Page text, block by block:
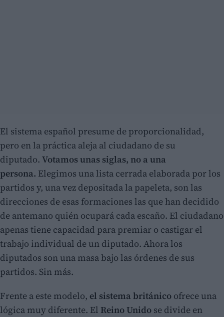
El sistema español presume de proporcionalidad,
pero en la práctica aleja al ciudadano de su
diputado. Votamos unas siglas, no a una
persona. Elegimos una lista cerrada elaborada por los
partidos y, una vez depositada la papeleta, son las
direcciones de esas formaciones las que han decidido
de antemano quién ocupará cada escaño. El ciudadano
apenas tiene capacidad para premiar o castigar el
trabajo individual de un diputado. Ahora los
diputados son una masa bajo las órdenes de sus
partidos. Sin más.
Frente a este modelo, el sistema británico ofrece una
lógica muy diferente. El Reino Unido se divide en